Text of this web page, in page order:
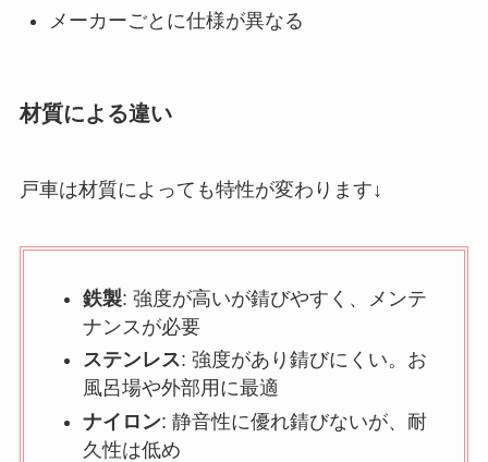
メーカーごとに仕様が異なる
材質による違い
戸車は材質によっても特性が変わります↓
鉄製: 強度が高いが錆びやすく、メンテ
ナンスが必要
ステンレス: 強度があり錆びにくい。お
風呂場や外部用に最適
ナイロン: 静音性に優れ錆びないが、耐
久性は低め